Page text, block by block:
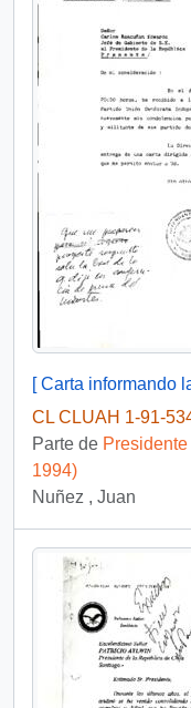
CL CLUAH 1-91-
Parte de
1994)
Nuñez , Juan